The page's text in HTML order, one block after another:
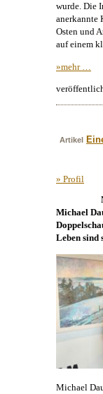
wurde. Die
anerkannte
Osten und
auf einem
»mehr …
Artikel
» Profil
Michael
Leben sind
Michael